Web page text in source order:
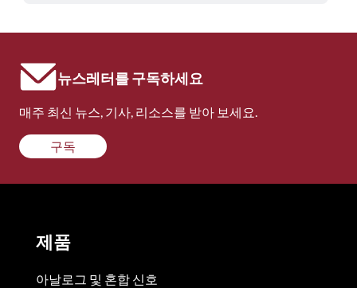
뉴스레터를 구독하세요
매주 최신 뉴스, 기사, 리소스를 받아 보세요.
구독
제품
아날로그 및 혼합 신호